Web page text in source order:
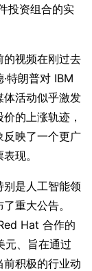
投资组合的实
的视频在刚过去
特朗普对 IBM
体活动似乎激发
的上涨轨迹，
反映了一个更广
现。
是人工智能领
重大公告。
Hat 合作的
、旨在通过
前积极的行业动